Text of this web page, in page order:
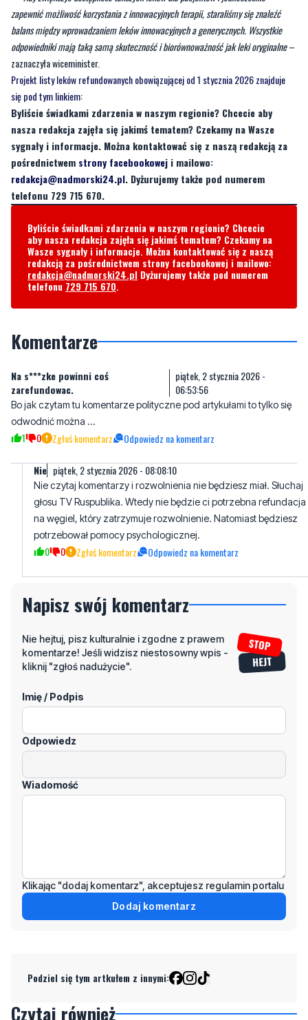
zapewnić możliwość korzystania z innowacyjnych terapii, staraliśmy się znaleźć
balans między wprowadzaniem leków innowacyjnych a generycznych. Wszystkie
odpowiedniki mają taką samą skuteczność i biorównoważność jak leki oryginalne–
zaznaczyła wiceminister.
Projekt listy leków refundowanych obowiązującej od 1 stycznia 2026 znajduje
się pod tym linkiem:
Byliście świadkami zdarzenia w naszym regionie? Chcecie aby
nasza redakcja zajęła się jakimś tematem? Czekamy na Wasze
sygnały i informacje. Można kontaktować się z naszą redakcją za
pośrednictwem strony facebookowej i mailowo:
redakcja@nadmorski24.pl. Dyżurujemy także pod numerem
telefonu 729 715 670.
Byliście świadkami zdarzenia w naszym regionie? Chcecie
aby nasza redakcja zajęła się jakimś tematem? Czekamy na
Wasze sygnały i informacje. Można kontaktować się z naszą
redakcją za pośrednictwem strony facebookowej i mailowo:
redakcja@nadmorski24.pl Dyżurujemy także pod numerem
telefonu 729 715 670.
Komentarze
Na s***zke powinni coś
zarefundowac.
piątek, 2 stycznia 2026 -
06:53:56
Bo jak czytam tu komentarze polityczne pod artykułami to tylko się
odwodnić można …
1 0 Zgłoś komentarz Odpowiedz na komentarz
Nie piątek, 2 stycznia 2026 - 08:08:10
Nie czytaj komentarzy i rozwolnienia nie będziesz miał. Słuchaj
głosu TV Ruspublika. Wtedy nie będzie ci potrzebna refundacja
na węgiel, który zatrzymuje rozwolnienie. Natomiast będziesz
potrzebował pomocy psychologicznej.
0 0 Zgłoś komentarz Odpowiedz na komentarz
Napisz swój komentarz
Nie hejtuj, pisz kulturalnie i zgodne z prawem
komentarze! Jeśli widzisz niestosowny wpis -
kliknij "zgłoś nadużycie".
Imię / Podpis
Odpowiedz
Wiadomość
Klikając "dodaj komentarz", akceptujesz regulamin portalu
Dodaj komentarz
Podziel się tym artkułem z innymi:
Czytaj również